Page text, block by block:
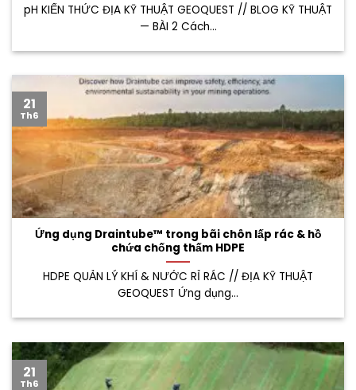
pH KIẾN THỨC ĐỊA KỸ THUẬT GEOQUEST // BLOG KỸ THUẬT
— BÀI 2 Cách...
Ứng dụng Draintube™ trong bãi chôn lấp rác & hồ
chứa chống thấm HDPE
HDPE QUẢN LÝ KHÍ & NƯỚC RỈ RÁC // ĐỊA KỸ THUẬT
GEOQUEST Ứng dụng...
21
Th6
21
Th6